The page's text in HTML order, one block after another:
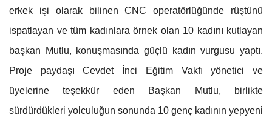
erkek işi olarak bilinen CNC operatörlüğünde rüştünü
ispatlayan ve tüm kadınlara örnek olan 10 kadını kutlayan
başkan Mutlu, konuşmasında güçlü kadın vurgusu yaptı.
Proje paydaşı Cevdet İnci Eğitim Vakfı yönetici ve
üyelerine teşekkür eden Başkan Mutlu, birlikte
sürdürdükleri yolculuğun sonunda 10 genç kadının yepyeni